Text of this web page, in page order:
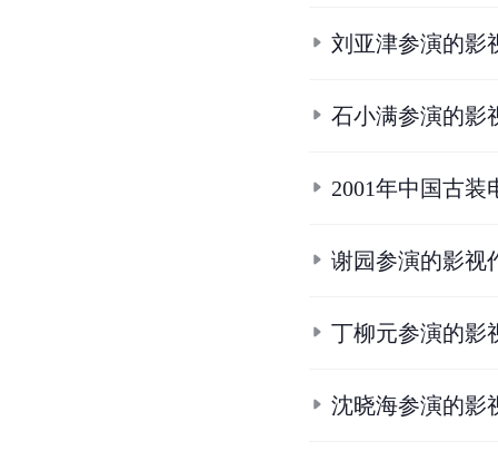
刘亚津参演的影
石小满参演的影
2001年中国古装
谢园参演的影视
丁柳元参演的影
沈晓海参演的影